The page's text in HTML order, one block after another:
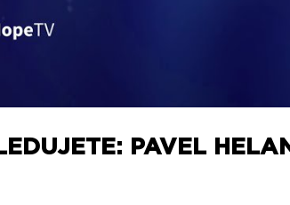
PAVEL